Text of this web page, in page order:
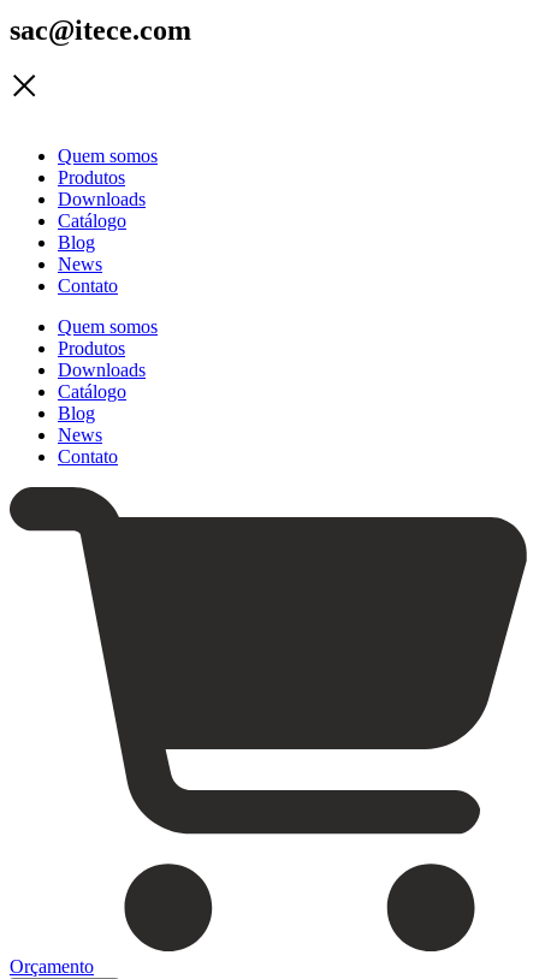
sac@itece.com
Quem somos
Produtos
Downloads
Catálogo
Blog
News
Contato
Quem somos
Produtos
Downloads
Catálogo
Blog
News
Contato
Orçamento